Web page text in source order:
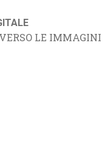
LE IMMAGINI